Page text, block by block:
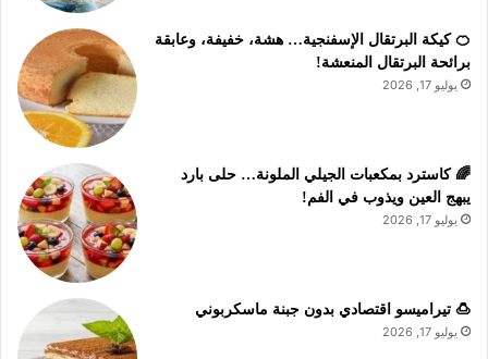
🍊 كيكة البرتقال الإسفنجية… هشة، خفيفة، وعابقة
برائحة البرتقال المنعشة!
يوليو 17, 2026
🌈 كاسترد بمكعبات الجيلي الملونة… حلى بارد
يبهج العين ويذوب في الفم!
يوليو 17, 2026
🍮 تيراميسو اقتصادي بدون جبنة ماسكربوني
يوليو 17, 2026